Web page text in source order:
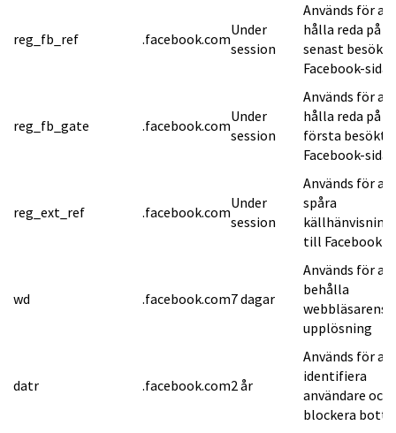
reg_fb_ref .facebook.com
Under
session
Används för att
hålla reda på
senast besökta
Facebook-sidan
reg_fb_gate .facebook.com
Under
session
Används för att
hålla reda på
första besökta
Facebook-sidan
reg_ext_ref .facebook.com
Under
session
Används för att
spåra
till Facebook
wd .facebook.com7 dagar
Används för att
behålla
webbläsarens
upplösning
datr .facebook.com2 år
Används för att
identifiera
användare och
blockera